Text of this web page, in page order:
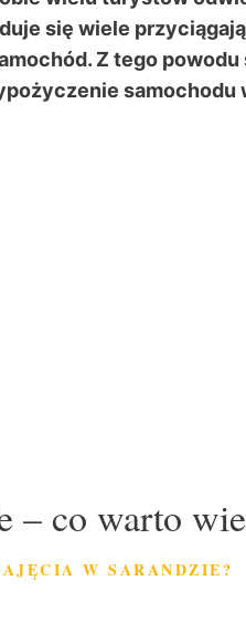
się wiele
Z tego powodu
samochodu
– co warto
W SARANDZIE?